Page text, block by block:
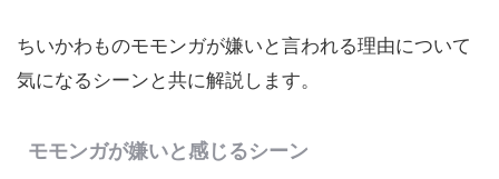
ちいかわものモモンガが嫌いと言われる理由について
気になるシーンと共に解説します。
モモンガが嫌いと感じるシーン